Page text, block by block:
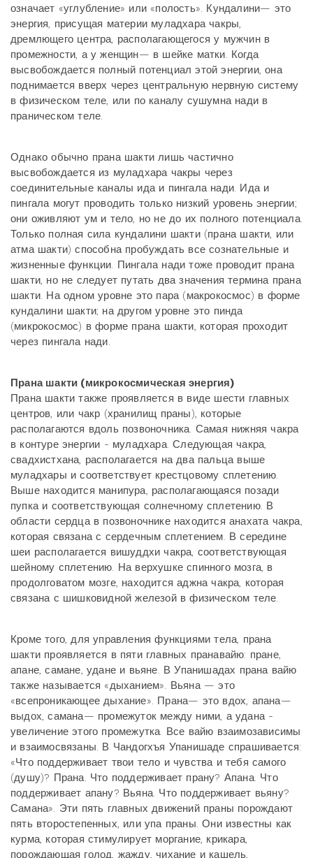
означает «углубление» или «полость». Кундалини— это
энергия, присущая материи муладхара чакры,
дремлющего центра, располагающегося у мужчин в
промежности, а у женщин— в шейке матки. Когда
высвобождается полный потенциал этой энергии, она
поднимается вверх через центральную нервную систему
в физическом теле, или по каналу сушумна нади в
праническом теле.
Однако обычно прана шакти лишь частично
высвобождается из муладхара чакры через
соединительные каналы ида и пингала нади. Ида и
пингала могут проводить только низкий уровень энергии;
они оживляют ум и тело, но не до их полного потенциала.
Только полная сила кундалини шакти (прана шакти, или
атма шакти) способна пробуждать все сознательные и
жизненные функции. Пингала нади тоже проводит прана
шакти, но не следует путать два значения термина прана
шакти. На одном уровне это пара (макрокосмос) в форме
кундалини шакти; на другом уровне это пинда
(микрокосмос) в форме прана шакти, которая проходит
через пингала нади.
Прана шакти (микрокосмическая энергия)
Прана шакти также проявляется в виде шести главных
центров, или чакр (хранилищ праны), которые
располагаются вдоль позвоночника. Самая нижняя чакра
в контуре энергии - муладхара. Следующая чакра,
свадхистхана, располагается на два пальца выше
муладхары и соответствует крестцовому сплетению.
Выше находится манипура, располагающаяся позади
пупка и соответствующая солнечному сплетению. В
области сердца в позвоночнике находится анахата чакра,
которая связана с сердечным сплетением. В середине
шеи располагается вишуддхи чакра, соответствующая
шейному сплетению. На верхушке спинного мозга, в
продолговатом мозге, находится аджна чакра, которая
связана с шишковидной железой в физическом теле.
Кроме того, для управления функциями тела, прана
шакти проявляется в пяти главных пранавайю: пране,
апане, самане, удане и вьяне. В Упанишадах прана вайю
также называется «дыханием». Вьяна — это
«всепроникающее дыхание». Прана— это вдох, апана—
выдох, самана— промежуток между ними, а удана -
увеличение этого промежутка. Все вайю взаимозависимы
и взаимосвязаны. В Чандогхъя Упанишаде спрашивается:
«Что поддерживает твои тело и чувства и тебя самого
(душу)? Прана. Что поддерживает прану? Апана. Что
поддерживает апану? Вьяна. Что поддерживает вьяну?
Самана». Эти пять главных движений праны порождают
пять второстепенных, или упа праны. Они известны как
курма, которая стимулирует моргание, крикара,
порождающая голод, жажду, чихание и кашель,